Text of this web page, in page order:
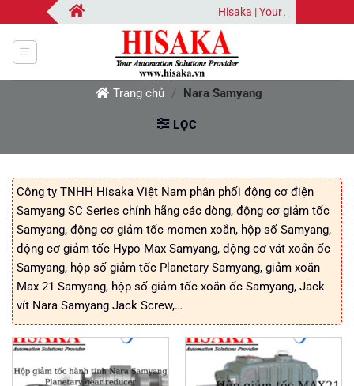
qua
nội
dung
Hisaka | Your Automation
Trang chủ / Nara Samyang
LỌC
Công ty TNHH Hisaka Việt Nam phân phối động cơ điện
Samyang SC Series chính hãng các dòng, động cơ giảm tốc
Samyang, động cơ giảm tốc momen xoắn, hộp số Samyang,
động cơ giảm tốc Hypo Max Samyang, động cơ vát xoắn ốc
Samyang, hộp số giảm tốc Planetary Samyang, giảm xoắn
Max 21 Samyang, hộp số giảm tốc xoắn ốc Samyang, Jack
vít Nara Samyang Jack Screw,…